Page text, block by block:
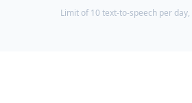
Limit of 10 text-to-speech per day,